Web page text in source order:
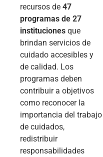
recursos de 47
programas de 27
instituciones que
brindan servicios de
cuidado accesibles y
de calidad. Los
programas deben
contribuir a objetivos
como reconocer la
importancia del trabajo
de cuidados,
redistribuir
responsabilidades